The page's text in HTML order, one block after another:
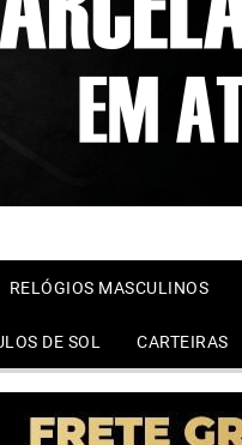
RELÓGIOS MASCULINOS
DE SOL CARTEIRAS